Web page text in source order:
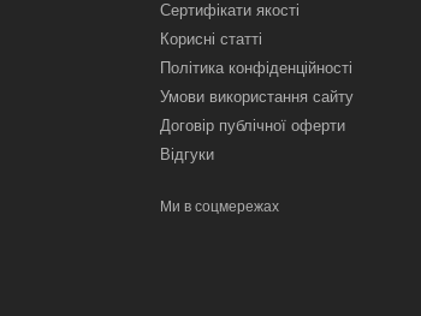
Сертифікати якості
Корисні статті
Політика конфіденційності
Умови використання сайту
Договір публічної оферти
Відгуки
Ми в соцмережах